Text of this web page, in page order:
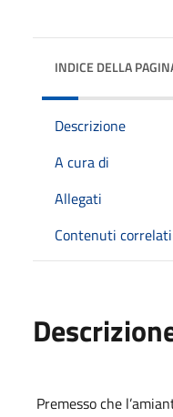
INDICE DELLA
Descrizione
A cura di
Allegati
Contenuti correlati
Premesso che